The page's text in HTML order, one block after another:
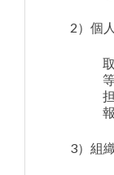
2）個
3）組